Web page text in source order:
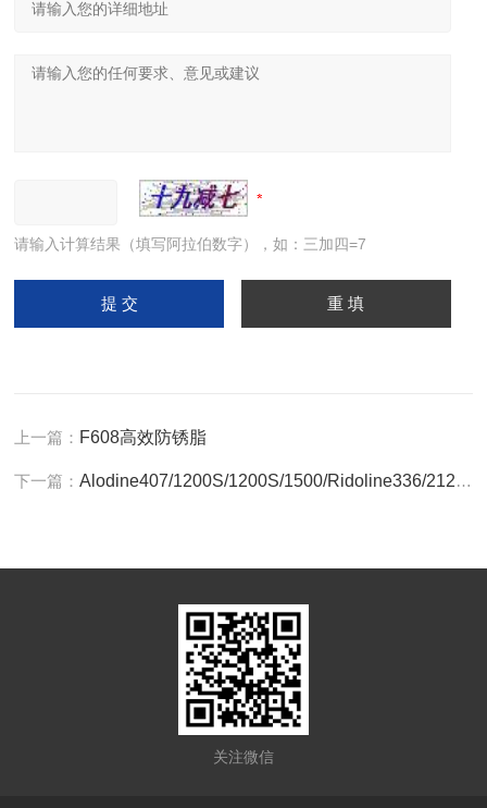
请输入计算结果（填写阿拉伯数字），如：三加四=7
上一篇： F608高效防锈脂
下一篇：Alodine407/1200S/1200S/1500/Ridoline336/212汉高表面处理
关注微信